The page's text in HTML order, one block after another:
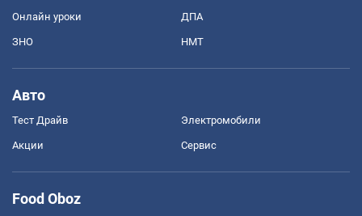
Онлайн уроки ДПА
ЗНО НМТ
Авто
Тест Драйв Электромобили
Акции Сервис
Food Oboz